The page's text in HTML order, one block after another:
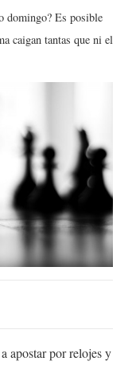
domingo? Es posible
caigan tantas que ni el
apostar por relojes y